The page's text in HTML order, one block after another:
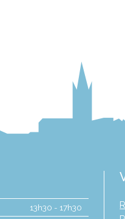
13h30 - 17h30